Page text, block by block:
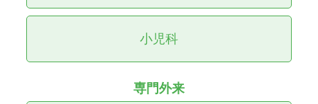
た｜診療体制変更のお知らせ
小児科
専門外来